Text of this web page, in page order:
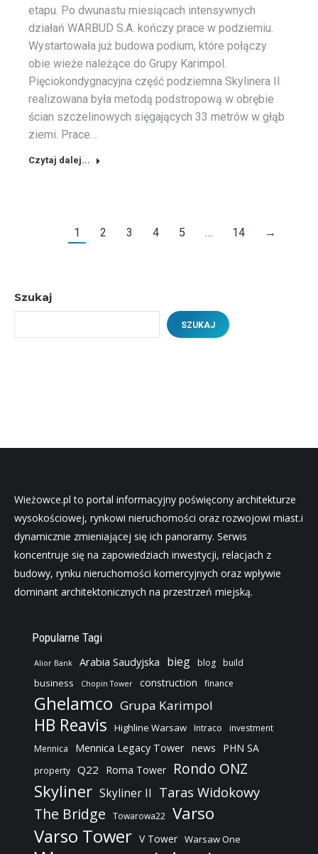
etapu. Po dwunastu miesiącach intensywnych
działań WARBUD S.A. kończy prace w podziemiu.
Wystartowała już budowa podium, które połączy
obie wieże należące do Grupy Karimpol.
Pięciokondygnacyjna część podziemna Skylinera II
realizowana była metodą podstropową w obrębie
ścian szczelinowych sięgających 33 metrów w głąb
ziemi. Prace…
Czytaj dalej...
1 2 3 4 5 … 14 →
Szukaj
SZUKAJ
Wieżowce.pl to portal informacyjny poświęcony architekturze
wysokościowej, rynkowi nieruchomości oraz rozwojowi miast.i
dynamicznie zmieniającej się ich panoramy. Serwis
koncentruje się na zapowiedziach inwestycji, relacjach z
budowy, rynku nieruchomości komercyjnych oraz wpływie
dominant architektonicznych na przestrzeń miejską.
Popularne Tagi
Alior Bank Arabia Saudyjska bieg blog build
business Chopin Tower construction finance
Ghelamco Grupa Karimpol
HB Reavis Highline Warsaw Intraco
investment
Mennica
Mennica Legacy Tower news PHN SA
property Q22 Roma Tower Rondo ONZ
Skyliner Skyliner II Taras Widokowy
The Bridge Towarowa22 Varso
Varso Tower V Tower Warsaw One